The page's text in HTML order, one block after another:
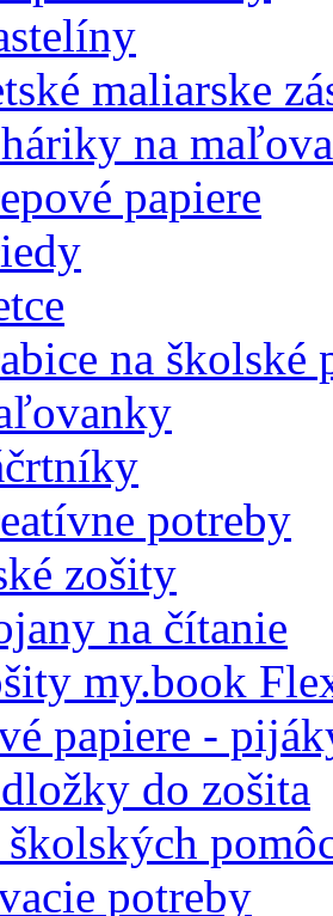
maliarske
na
papiere
na školské
potreby
zošity
na čítanie
my.book
papiere -
do zošita
školských
potreby